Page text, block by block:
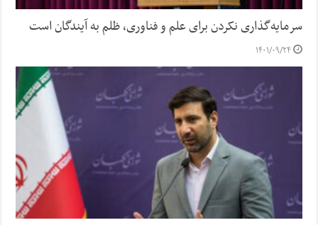
سرمایه‌گذاری نکردن برای علم و فناوری، ظلم به آیندگان است
۱۴۰۱/۰۹/۲۴